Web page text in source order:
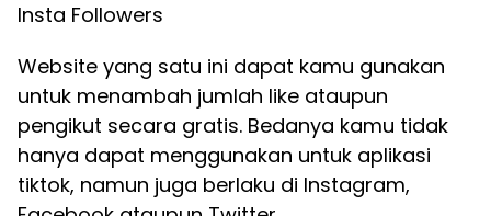
Insta Followers
Website yang satu ini dapat kamu gunakan
untuk menambah jumlah like ataupun
pengikut secara gratis. Bedanya kamu tidak
hanya dapat menggunakan untuk aplikasi
tiktok, namun juga berlaku di Instagram,